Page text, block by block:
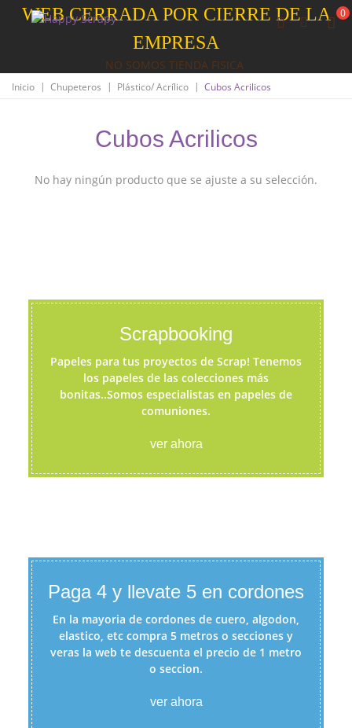
WEB CERRADA POR CIERRE DE LA
EMPRESA
NO SOMOS TIENDA FISICA
0
Inicio | Chupeteros | Plástico/ Acrílico | Cubos Acrilicos
Cubos Acrilicos
No hay ningún producto que se ajuste a su selección.
Scrapbooking
Papeles para tus proyectos de Scrap! Tenemos
los papeles de las colecciones más
bonitas..Somos especialistas en papeles de
comuniones.
ver ahora
Paga 4 y llevate 5 en cordones
En la mayoria de cordones de cuero, algodon,
elastico, etc compra 5 metros o secciones y
veras la web te descuenta el precio de 1 metro
o seccion.
ver ahora